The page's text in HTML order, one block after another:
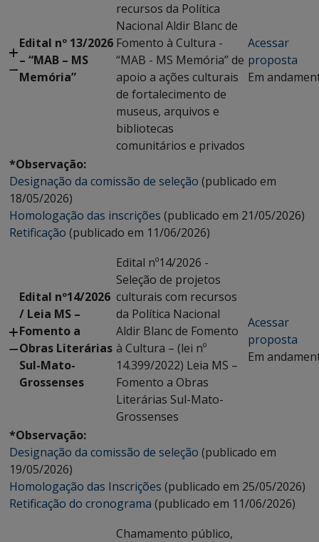
Edital nº 13/2026
– “MAB – MS
Memória”
recursos da Política
Nacional Aldir Blanc de
Fomento à Cultura -
“MAB - MS Memória” de
apoio a ações culturais
de fortalecimento de
museus, arquivos e
bibliotecas
comunitários e privados
Acessar
proposta
Em
*Observação:
Designação da comissão de seleção (publicado em
18/05/2026)
Homologação das inscrições (publicado em 21/05/2026)
Retificação (publicado em 11/06/2026)
Edital nº14/2026
/ Leia MS –
Fomento a
Obras Literárias
Sul-Mato-
Grossenses
Edital nº14/2026 -
Seleção de projetos
culturais com recursos
da Política Nacional
Aldir Blanc de Fomento
à Cultura – (lei nº
14.399/2022) Leia MS –
Fomento a Obras
Literárias Sul-Mato-
Grossenses
Acessar
proposta
Em
*Observação:
Designação da comissão de seleção (publicado em
19/05/2026)
Homologação das Inscrições (publicado em 25/05/2026)
Retificação do cronograma (publicado em 11/06/2026)
Chamamento público,